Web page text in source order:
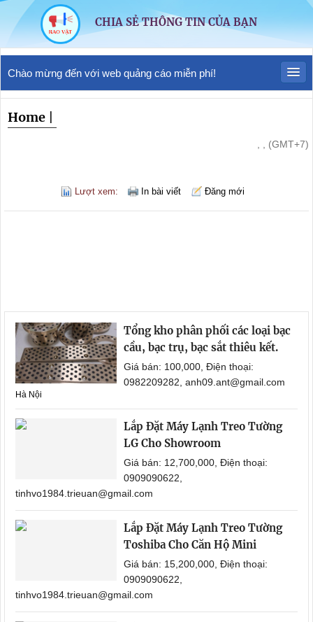
CHIA SẺ THÔNG TIN CỦA BẠN
Chào mừng đến với web quảng cáo miễn phí!
Home
, , (GMT+7)
Lượt xem: In bài viết Đăng mới
Tổng kho phân phối các loại bạc
cầu, bạc trụ, bạc sắt thiêu kết.
Giá bán: 100,000, Điện thoại:
0982209282, anh09.ant@gmail.com
Hà Nội
Lắp Đặt Máy Lạnh Treo Tường
LG Cho Showroom
Giá bán: 12,700,000, Điện thoại:
0909090622,
tinhvo1984.trieuan@gmail.com
Lắp Đặt Máy Lạnh Treo Tường
Toshiba Cho Căn Hộ Mini
Giá bán: 15,200,000, Điện thoại:
0909090622,
tinhvo1984.trieuan@gmail.com